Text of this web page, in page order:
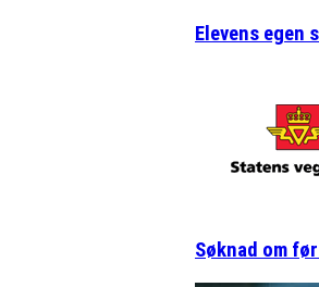
Elevens egen
Søknad om